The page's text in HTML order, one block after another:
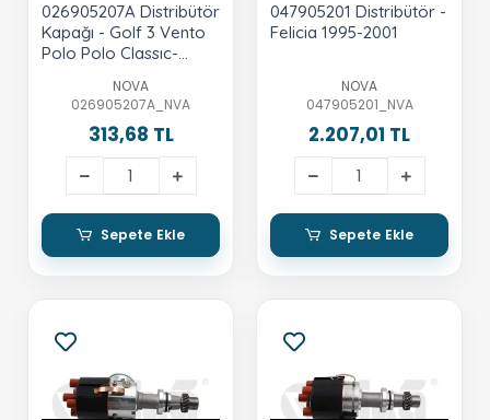
026905207A Distribütör
Kapağı - Golf 3 Vento
Polo Polo Classıc-
NOVA
026905207A_NVA
313,68 TL
Sepete Ekle
047905201 Distribütör -
Felicia 1995-2001
NOVA
047905201_NVA
2.207,01 TL
Sepete Ekle